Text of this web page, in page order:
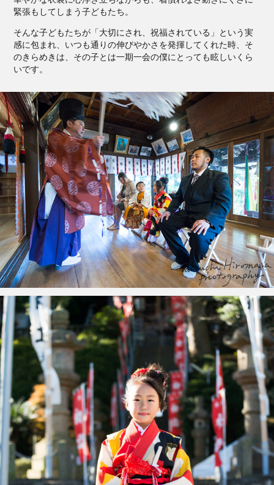
緊張もしてしまう子どもたち。
そんな子どもたちが「大切にされ、祝福されている」という実
感に包まれ、いつも通りの伸びやかさを発揮してくれた時、そ
のきらめきは、その子とは一期一会の僕にとっても眩しいくら
いです。